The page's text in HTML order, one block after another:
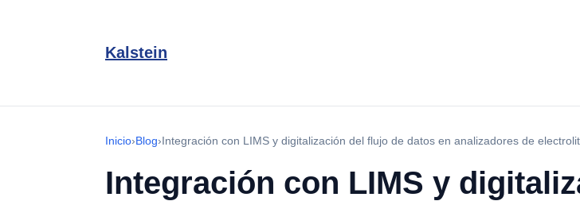
Kalstein
Inicio›Blog›Integración con LIMS y digitalización del flujo de datos en analizadores de
Integración con LIMS y